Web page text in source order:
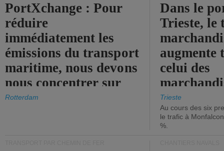
PortXchange : Pour
réduire
immédiatement les
émissions du transport
maritime, nous devons
nous concentrer sur
les ports.
Rotterdam
Dans le
Trieste, le
augmente
celui des
diminue.
Trieste
Au cours des six
le trafic à
%.